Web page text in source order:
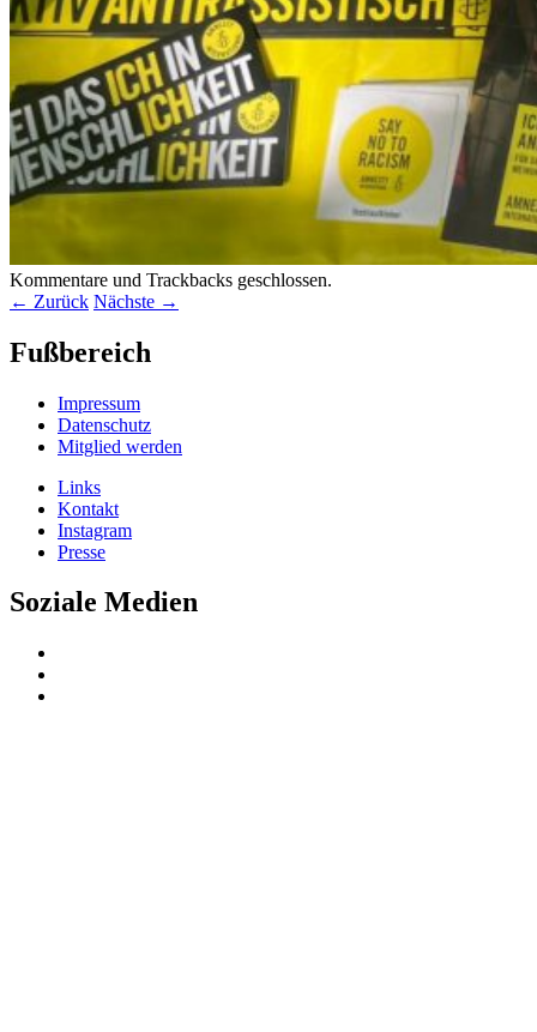
Kommentare und Trackbacks geschlossen.
← Zurück Nächste →
Fußbereich
Impressum
Datenschutz
Mitglied werden
Links
Kontakt
Instagram
Presse
Soziale Medien